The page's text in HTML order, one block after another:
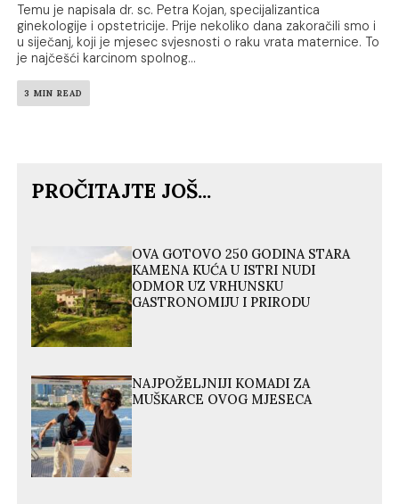
Temu je napisala dr. sc. Petra Kojan, specijalizantica
ginekologije i opstetricije. Prije nekoliko dana zakoračili smo i
u siječanj, koji je mjesec svjesnosti o raku vrata maternice. To
je najčešći karcinom spolnog...
3 MIN READ
PROČITAJTE JOŠ...
OVA GOTOVO 250 GODINA STARA
KAMENA KUĆA U ISTRI NUDI
ODMOR UZ VRHUNSKU
GASTRONOMIJU I PRIRODU
NAJPOŽELJNIJI KOMADI ZA
MUŠKARCE OVOG MJESECA